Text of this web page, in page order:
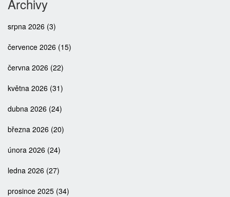
Archivy
srpna 2026 (3)
července 2026 (15)
června 2026 (22)
května 2026 (31)
dubna 2026 (24)
března 2026 (20)
února 2026 (24)
ledna 2026 (27)
prosince 2025 (34)